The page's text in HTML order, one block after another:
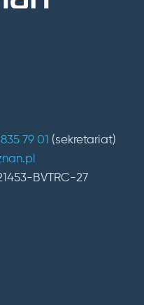
835 79 01 (sekretariat)
BVTRC-27
YouTubeInstagram